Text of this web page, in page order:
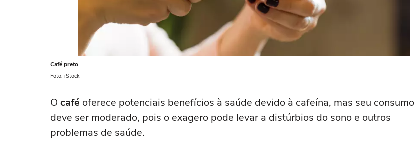
Café preto
Foto: iStock
O café oferece potenciais benefícios à saúde devido à cafeína, mas seu consumo
deve ser moderado, pois o exagero pode levar a distúrbios do sono e outros
problemas de saúde.